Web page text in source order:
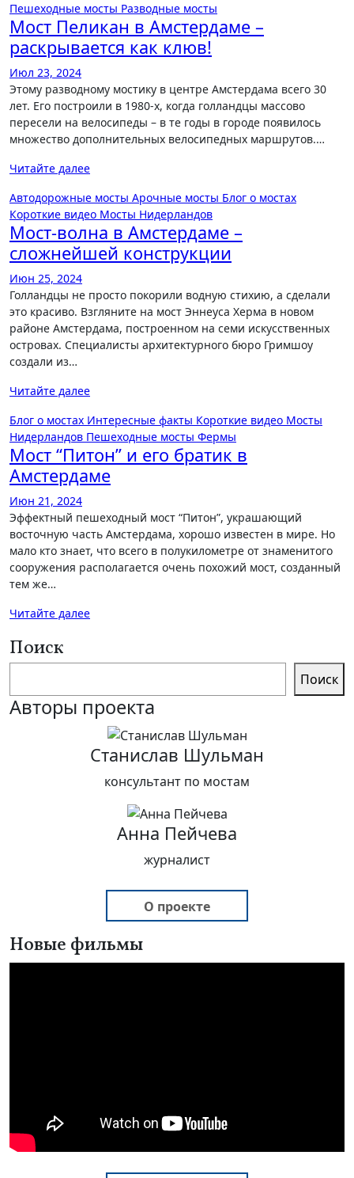
Пешеходные мосты Разводные мосты
Мост Пеликан в Амстердаме –
раскрывается как клюв!
Июл 23, 2024
Этому разводному мостику в центре Амстердама всего 30
лет. Его построили в 1980-х, когда голландцы массово
пересели на велосипеды – в те годы в городе появилось
множество дополнительных велосипедных маршрутов.…
Читайте далее
Автодорожные мосты Арочные мосты Блог о мостах
Короткие видео Мосты Нидерландов
Мост-волна в Амстердаме –
сложнейшей конструкции
Июн 25, 2024
Голландцы не просто покорили водную стихию, а сделали
это красиво. Взгляните на мост Эннеуса Херма в новом
районе Амстердама, построенном на семи искусственных
островах. Специалисты архитектурного бюро Гримшоу
создали из…
Читайте далее
Блог о мостах Интересные факты Короткие видео Мосты
Нидерландов Пешеходные мосты Фермы
Мост “Питон” и его братик в
Амстердаме
Июн 21, 2024
Эффектный пешеходный мост “Питон”, украшающий
восточную часть Амстердама, хорошо известен в мире. Но
мало кто знает, что всего в полукилометре от знаменитого
сооружения располагается очень похожий мост, созданный
тем же…
Читайте далее
Поиск
Поиск
Авторы проекта
Станислав Шульман
консультант по мостам
Анна Пейчева
журналист
О проекте
Новые фильмы